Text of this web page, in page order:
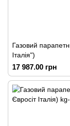
Газовий
Італія")
17 987.00 грн